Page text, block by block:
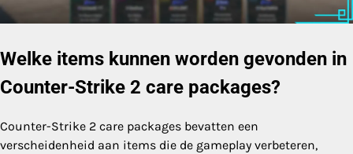
Welke items kunnen worden gevonden in
Counter-Strike 2 care packages?
Counter-Strike 2 care packages bevatten een
verscheidenheid aan items die de gameplay verbeteren,